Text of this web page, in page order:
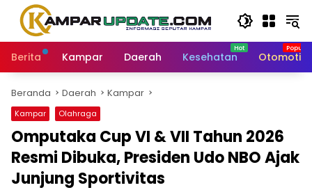
Langsung
konten
Berita
Kampar Daerah Kesehatan Otomotif
Beranda Daerah Kampar
Kampar Olahraga
Omputaka Cup VI & VII Tahun 2026
Resmi Dibuka, Presiden Udo NBO Ajak
Junjung Sportivitas